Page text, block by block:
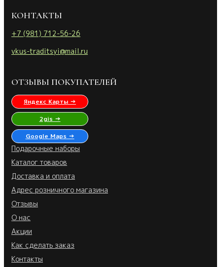
КОНТАКТЫ
+7 (981) 712-56-26
vkus-traditsyi@mail.ru
ОТЗЫВЫ ПОКУПАТЕЛЕЙ
Яндекс Карты →
2gis →
Google Maps →
Подарочные наборы
Каталог товаров
Доставка и оплата
Адрес розничного магазина
Отзывы
О нас
Акции
Как сделать заказ
Контакты